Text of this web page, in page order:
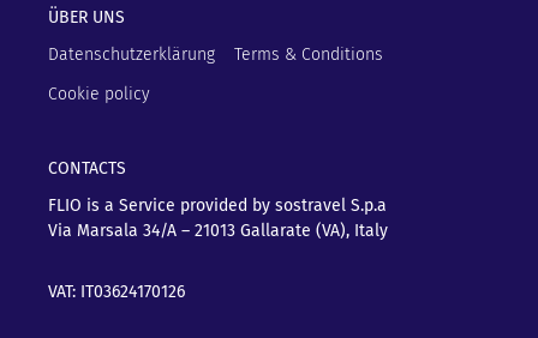
ÜBER UNS
Datenschutzerklärung
Terms & Conditions
Cookie policy
CONTACTS
FLIO is a Service provided by sostravel S.p.a
Via Marsala 34/A – 21013 Gallarate (VA), Italy
VAT: IT03624170126